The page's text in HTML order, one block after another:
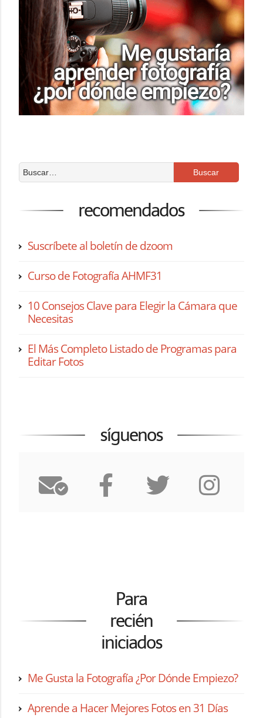
recomendados
Suscríbete al boletín de dzoom
Curso de Fotografía AHMF31
10 Consejos Clave para Elegir la Cámara que
Necesitas
El Más Completo Listado de Programas para
Editar Fotos
síguenos
Para
recién
iniciados
Me Gusta la Fotografía ¿Por Dónde Empiezo?
Aprende a Hacer Mejores Fotos en 31 Días